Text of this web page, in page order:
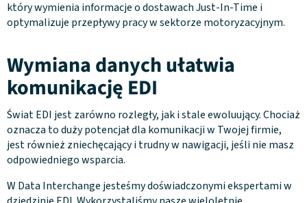
który wymienia informacje o dostawach Just-In-Time i
optymalizuje przepływy pracy w sektorze motoryzacyjnym.
Wymiana danych ułatwia
komunikację EDI
Świat EDI jest zarówno rozległy, jak i stale ewoluujący. Chociaż
oznacza to duży potencjał dla komunikacji w Twojej firmie,
jest również zniechęcający i trudny w nawigacji, jeśli nie masz
odpowiedniego wsparcia.
W Data Interchange jesteśmy doświadczonymi ekspertami w